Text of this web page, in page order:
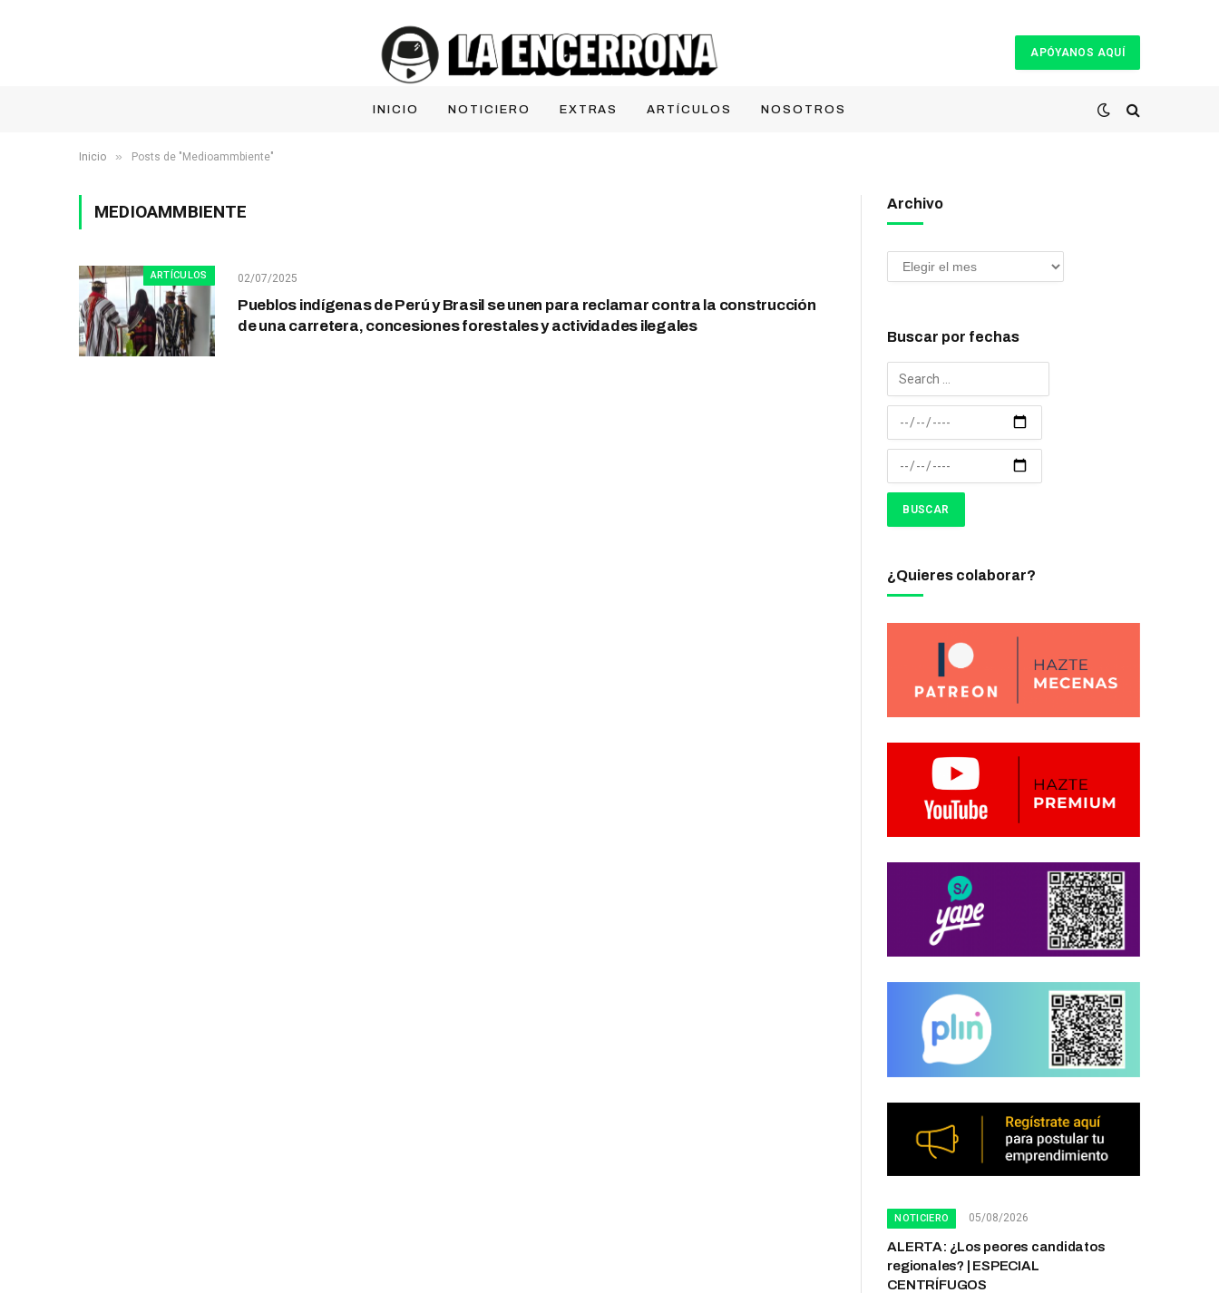
APÓYANOS AQUÍ
INICIO NOTICIERO EXTRAS ARTÍCULOS NOSOTROS
Inicio » Posts de "Medioammbiente"
MEDIOAMMBIENTE
ARTÍCULOS 02/07/2025
Pueblos indígenas de Perú y Brasil se unen para reclamar contra la construcción
de una carretera, concesiones forestales y actividades ilegales
Archivo
Buscar por fechas
¿Quieres colaborar?
NOTICIERO 05/08/2026
ALERTA: ¿Los peores candidatos
regionales? | ESPECIAL
CENTRÍFUGOS